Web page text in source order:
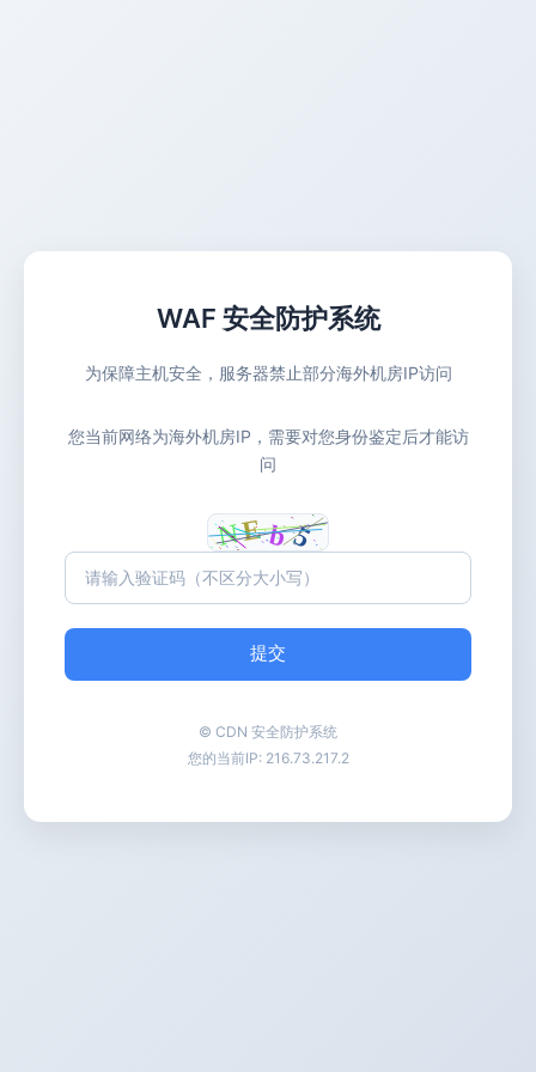
WAF 安全防护系统
为保障主机安全，服务器禁止部分海外机房IP访问
您当前网络为海外机房IP，需要对您身份鉴定后才能访
问
提交
© CDN 安全防护系统
您的当前IP: 216.73.217.2